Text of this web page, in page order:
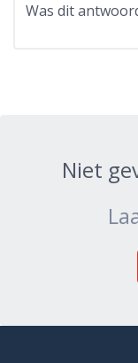
Was dit
Niet